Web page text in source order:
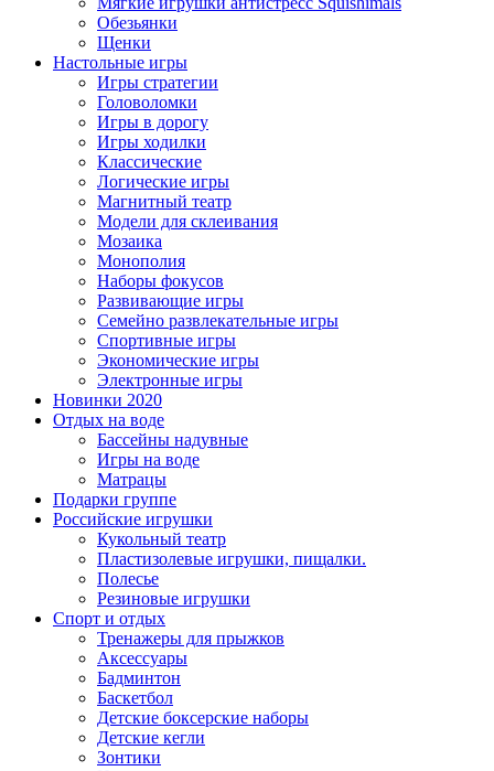
Обезьянки
Щенки
Настольные игры
Игры стратегии
Головоломки
Игры в дорогу
Игры ходилки
Классические
Логические игры
Магнитный театр
Модели для склеивания
Мозаика
Монополия
Наборы фокусов
Развивающие игры
Семейно развлекательные игры
Спортивные игры
Экономические игры
Электронные игры
Новинки 2020
Отдых на воде
Бассейны надувные
Игры на воде
Матрацы
Подарки группе
Российские игрушки
Кукольный театр
Пластизолевые игрушки, пищалки.
Полесье
Резиновые игрушки
Спорт и отдых
Тренажеры для прыжков
Аксессуары
Бадминтон
Баскетбол
Детские боксерские наборы
Детские кегли
Зонтики